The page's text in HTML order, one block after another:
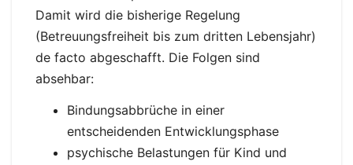
Damit wird die bisherige Regelung
(Betreuungsfreiheit bis zum dritten Lebensjahr)
de facto abgeschafft. Die Folgen sind
absehbar:
Bindungsabbrüche in einer
entscheidenden Entwicklungsphase
psychische Belastungen für Kind und